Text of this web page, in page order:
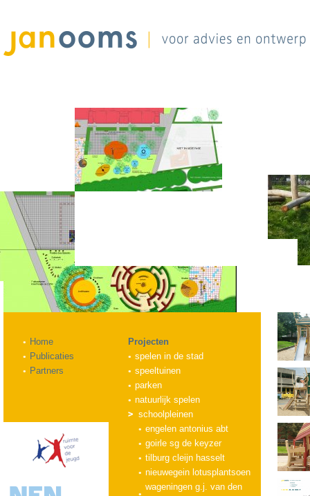
Home
Publicaties
Partners
Projecten
spelen in de stad
speeltuinen
parken
natuurlijk spelen
schoolpleinen
engelen antonius abt
goirle sg de keyzer
tilburg cleijn hasselt
nieuwegein lotusplantsoen
wageningen g.j. van den